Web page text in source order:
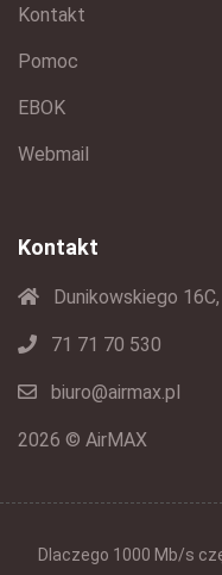
Kontakt
Pomoc
EBOK
Webmail
Kontakt
Dunikowskiego
71 71 70 530
biuro@airmax.pl
2026 © AirMAX
Dlaczego 1000 Mb/s